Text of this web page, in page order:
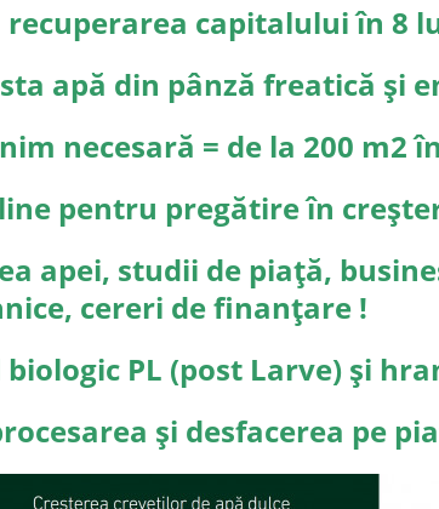
capitalului în 8
apă din pânză freatică și
necesară = de la 200 m2
pentru pregătire în
apei, studii de piață,
cereri de finanțare !
PL (post Larve) și
și desfacerea pe